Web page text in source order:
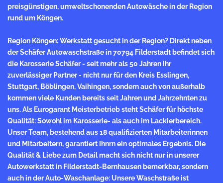
preisgünstigen, umweltschonenden Autowäsche in der Region
rund um Köngen.
Region Köngen: Werkstatt gesucht in der Region? Direkt neben
der Schäfer Autowaschstraße in 70794 Filderstadt befindet sich
die Karosserie Schäfer - seit mehr als 50 Jahren Ihr
zuverlässiger Partner - nicht nur für den Kreis Esslingen,
Stuttgart, Böblingen, Vaihingen, sondern auch von außerhalb
kommen viele Kunden bereits seit Jahren und Jahrzehnten zu
uns. Als Eurogarant Meisterbetriebsteht Schäfer für höchste
Qualität: Sowohl im Karosserie- als auch im Lackierbereich.
Unser Team, bestehend aus 18 qualifizierten Mitarbeiterinnen
und Mitarbeitern, garantiert Ihnrn ein optimales Ergebnis. Die
Qualität & Liebe zum Detail macht sich nicht nur in unserer
Autowerkstatt in Filderstadt-Bernhausen bemerkbar, sondern
auch in der Auto-Waschanlage: Unsere Waschstraße ist